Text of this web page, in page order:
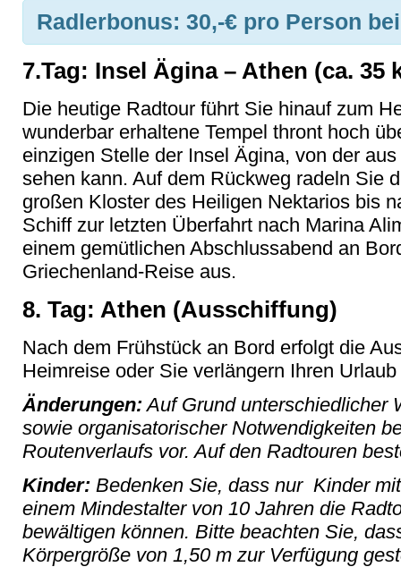
Radlerbonus: 30,-€ pro Person
7.Tag: Insel Ägina – Athen (ca. 35
Die heutige Radtour führt Sie hinauf zum
wunderbar erhaltene Tempel thront hoch
einzigen Stelle der Insel Ägina, von der
sehen kann. Auf dem Rückweg radeln Sie
großen Kloster des Heiligen Nektarios bis
Schiff zur letzten Überfahrt nach Marina
einem gemütlichen Abschlussabend an
Griechenland-Reise aus.
8. Tag: Athen (Ausschiffung)
Nach dem Frühstück an Bord erfolgt die
Heimreise oder Sie verlängern Ihren
Änderungen:Auf Grund unterschiedlicher
sowie organisatorischer Notwendigkeiten
Routenverlaufs vor. Auf den Radtouren
Kinder: Bedenken Sie, dass nur Kinder
einem Mindestalter von 10 Jahren die
bewältigen können. Bitte beachten Sie,
Körpergröße von 1,50 m zur Verfügung